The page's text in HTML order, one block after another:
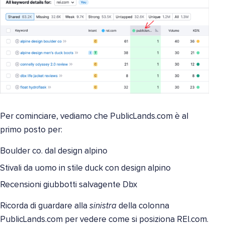
Per cominciare, vediamo che PublicLands.com è al
primo posto per:
Boulder co. dal design alpino
Stivali da uomo in stile duck con design alpino
Recensioni giubbotti salvagente Dbx
Ricorda di guardare alla sinistra della colonna
PublicLands.com per vedere come si posiziona REI.com.